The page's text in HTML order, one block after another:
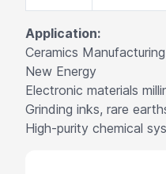
Application:
Ceramics Manufacturing
New Energy
Electronic materials
Grinding inks, rare
High-purity chemical